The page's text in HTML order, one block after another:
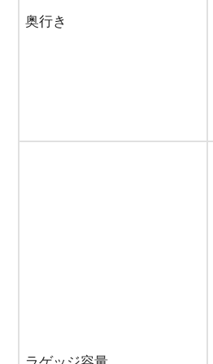
奥行き